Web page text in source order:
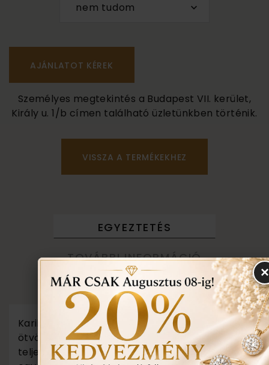
nem tudom
Személyes megtekintés a Budapest VII. kerület,
Király u. 1/b címen található üzletünkben történik.
VISSZA A TERMÉKEKHEZ
EGYEZTETÉS
TOVÁBBI INFORMÁCIÓ
TUDNIVALÓK
Karikagyűrű kollekciónk minden darabját saját
ötvös műhelyünkben készítjük. Amennyiben
teljesen más elképzelése van, vagy változtatna
×